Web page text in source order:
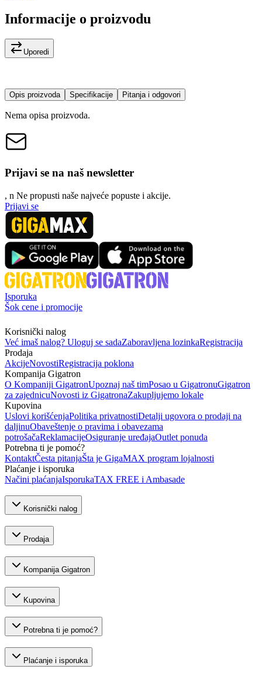
Informacije o proizvodu
Uporedi
Opis proizvoda Specifikacije Pitanja i odgovori
Nema opisa proizvoda.
Prijavi se na naš newsletter
, n Ne propusti naše najveće popuste i akcije.
Prijavi se
Isporuka
Šok cene i promocije
Korisnički nalog
Već imaš nalog? Uloguj se sadaZaboravljena lozinkaRegistracija
Prodaja
AkcijeNovostiRegistracija poklona
Kompanija Gigatron
O Kompaniji GigatronUpoznaj naš timPosao u GigatronuGigatron
za zajednicuNovosti iz GigatronaZakupljujemo lokale
Kupovina
Uslovi korišćenjaPolitika privatnostiDetalji ugovora o prodaji na
daljinuObaveštenje o pravima i obavezama
potrošačaReklamacijeOsiguranje uređajaOutlet ponuda
Potrebna ti je pomoć?
KontaktČesta pitanjaŠta je GigaMAX program lojalnosti
Plaćanje i isporuka
Načini plaćanjaIsporukaTAX FREE i Ambasade
Korisnički nalog
Prodaja
Kompanija Gigatron
Kupovina
Potrebna ti je pomoć?
Plaćanje i isporuka